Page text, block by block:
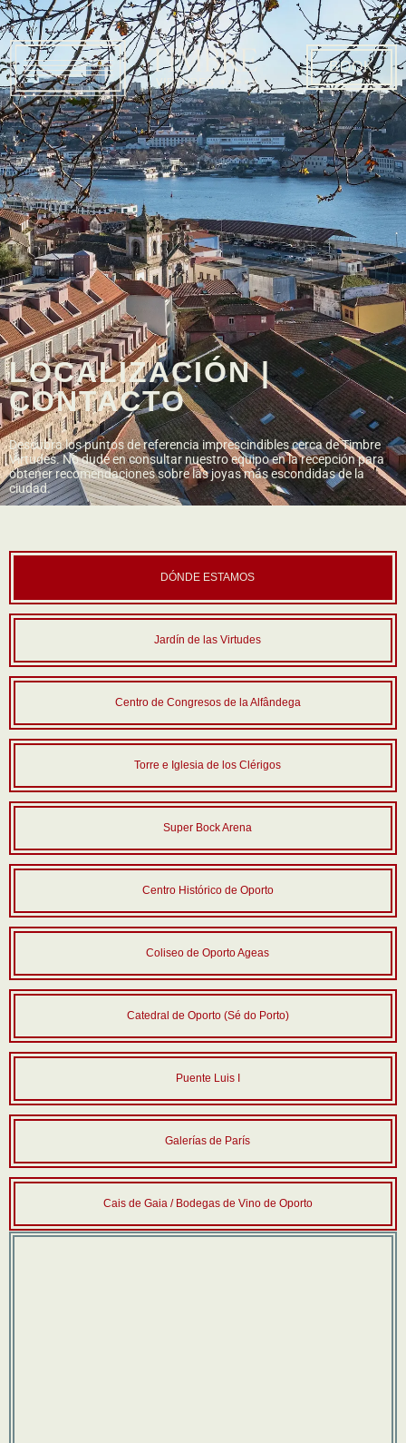
BOOK
LOCALIZACIÓN |
CONTACTO
Descubra los puntos de referencia imprescindibles cerca de Timbre
Virtudes. No dude en consultar nuestro equipo en la recepción para
obtener recomendaciones sobre las joyas más escondidas de la
ciudad.
DÓNDE ESTAMOS
Jardín de las Virtudes
Centro de Congresos de la Alfândega
Torre e Iglesia de los Clérigos
Super Bock Arena
Centro Histórico de Oporto
Coliseo de Oporto Ageas
Catedral de Oporto (Sé do Porto)
Puente Luis I
Galerías de París
Cais de Gaia / Bodegas de Vino de Oporto